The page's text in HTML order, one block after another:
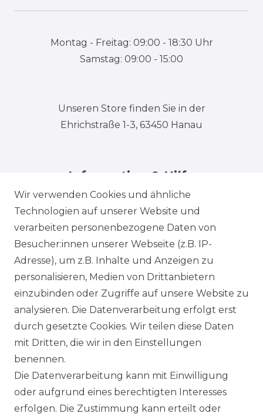
Wir verwenden Cookies und ähnliche
Technologien auf unserer Website und
verarbeiten personenbezogene Daten von
Besucher:innen unserer Webseite (z.B. IP-
Adresse), um z.B. Inhalte und Anzeigen zu
personalisieren, Medien von Drittanbietern
einzubinden oder Zugriffe auf unsere Website zu
analysieren. Die Datenverarbeitung erfolgt erst
durch gesetzte Cookies. Wir teilen diese Daten
mit Dritten, die wir in den Einstellungen
benennen.
Die Datenverarbeitung kann mit Einwilligung
oder aufgrund eines berechtigten Interesses
erfolgen. Die Zustimmung kann erteilt oder
Montag - Freitag: 09:00 - 18:30 Uhr
Samstag: 09:00 - 15:00
Unseren Store finden Sie in der
Ehrichstraße 1-3, 63450 Hanau
Information & Hilfe
Impressum Daten­schutz­erklärung
AGB Barrierefreiheitserklärung
Widerrufs­recht